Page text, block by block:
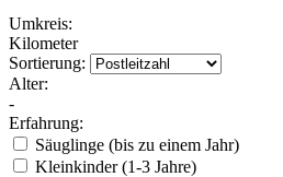
Umkreis:
Kilometer
Sortierung:
Alter:
-
Erfahrung:
Säuglinge (bis zu einem Jahr)
Kleinkinder (1-3 Jahre)